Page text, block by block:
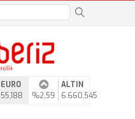
EURO
55,188
%2,59
ALTIN
6.660,545